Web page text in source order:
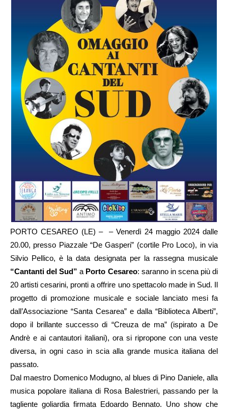
PORTO CESAREO (LE) – – Venerdì 24 maggio 2024 dalle
20.00, presso Piazzale “De Gasperi” (cortile Pro Loco), in via
Silvio Pellico, è la data designata per la rassegna musicale
“Cantanti del Sud” a Porto Cesareo: saranno in scena più di
20 artisti cesarini, pronti a offrire uno spettacolo made in Sud. Il
progetto di promozione musicale e sociale lanciato mesi fa
dall’Associazione “Santa Cesarea” e dalla “Biblioteca Alberti”,
dopo il brillante successo di “Creuza de ma” (ispirato a De
Andrè e ai cantautori italiani), ora si ripropone con una veste
diversa, in ogni caso in scia alla grande musica italiana del
passato.
Dal maestro Domenico Modugno, al blues di Pino Daniele, alla
musica popolare italiana di Rosa Balestrieri, passando per la
tagliente goliardia firmata Edoardo Bennato. Uno show che